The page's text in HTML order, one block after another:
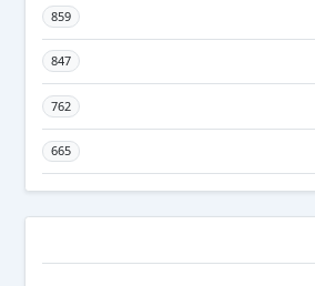
859
847
762
665